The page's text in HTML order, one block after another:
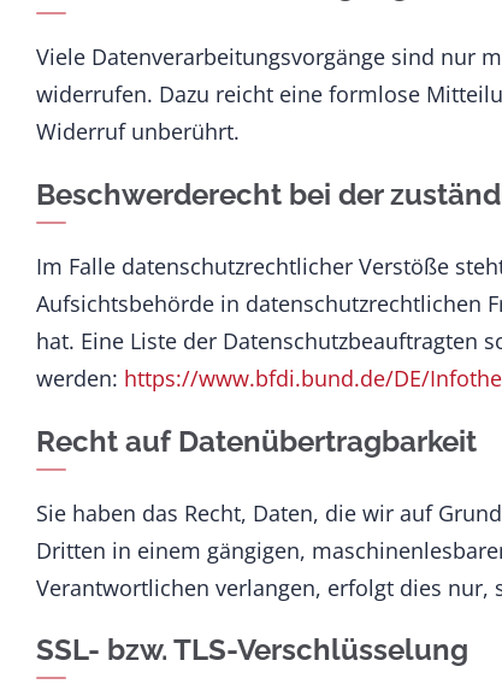
Viele Datenverarbeitungsvorgänge sind nur
widerrufen. Dazu reicht eine formlose
Widerruf unberührt.
Beschwerderecht bei der
Im Falle datenschutzrechtlicher Verstöße
Aufsichtsbehörde in datenschutzrechtlichen
hat. Eine Liste der Datenschutzbeauftragten
werden: https://www.bfdi.bund.de/DE/
Recht auf Datenübertragbarkeit
Sie haben das Recht, Daten, die wir auf
Dritten in einem gängigen,
Verantwortlichen verlangen, erfolgt dies nur,
SSL- bzw. TLS-Verschlüsselung